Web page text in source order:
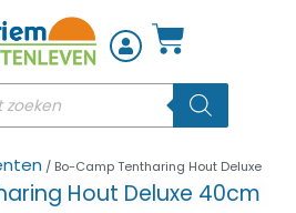
/ Bo-Camp Tentharing Hout Deluxe
Hout Deluxe 40cm